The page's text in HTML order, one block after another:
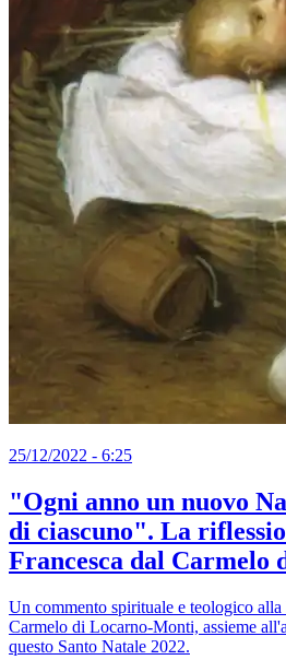
25/12/2022 - 6:25
"Ogni anno un nuovo
di ciascuno". La
Francesca dal Carmelo
Un commento spirituale e teologico
Carmelo di Locarno-Monti, assieme
questo Santo Natale 2022.